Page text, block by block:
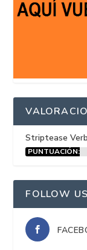
Striptease
PUNTUACIÓN:
FOLLOW US